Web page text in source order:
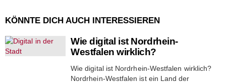
KÖNNTE DICH AUCH INTERESSIEREN
Wie digital ist Nordrhein-
Westfalen wirklich?
Wie digital ist Nordrhein-Westfalen wirklich?
Nordrhein-Westfalen ist ein Land der